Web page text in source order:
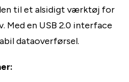
til et alsidigt værktøj for
Med en USB 2.0 interface
dataoverførsel.